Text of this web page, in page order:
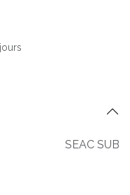
SEAC SUB